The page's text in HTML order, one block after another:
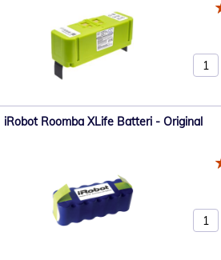
iRobot Roomba XLife Batteri - Original